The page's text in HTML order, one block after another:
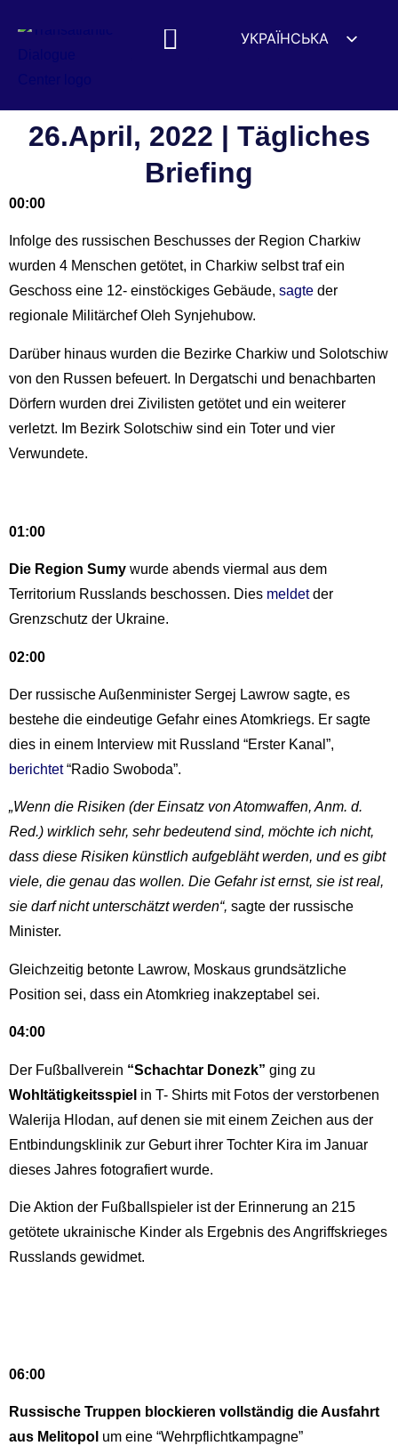
УКРАЇНСЬКА
DEUTSCH
FRANÇAIS
简体中文
العربية
ITALIANO
26.April, 2022 | Tägliches
Briefing
00:00
Infolge des russischen Beschusses der Region Charkiw
wurden 4 Menschen getötet, in Charkiw selbst traf ein
Geschoss eine 12- einstöckiges Gebäude, sagte der
regionale Militärchef Oleh Synjehubow.
Darüber hinaus wurden die Bezirke Charkiw und Solotschiw
von den Russen befeuert. In Dergatschi und benachbarten
Dörfern wurden drei Zivilisten getötet und ein weiterer
verletzt. Im Bezirk Solotschiw sind ein Toter und vier
Verwundete.
01:00
Die Region Sumy wurde abends viermal aus dem
Territorium Russlands beschossen. Dies meldetder
Grenzschutz der Ukraine.
02:00
Der russische Außenminister Sergej Lawrow sagte, es
bestehe die eindeutige Gefahr eines Atomkriegs. Er sagte
dies in einem Interview mit Russland “Erster Kanal”,
berichtet“Radio Swoboda”.
„Wenn die Risiken (der Einsatz von Atomwaffen, Anm. d.
Red.) wirklich sehr, sehr bedeutend sind, möchte ich nicht,
dass diese Risiken künstlich aufgebläht werden, und es gibt
viele, die genau das wollen. Die Gefahr ist ernst, sie ist real,
sie darf nicht unterschätzt werden“, sagte der russische
Minister.
Gleichzeitig betonte Lawrow, Moskaus grundsätzliche
Position sei, dass ein Atomkrieg inakzeptabel sei.
04:00
Der Fußballverein “Schachtar Donezk” ging zu
Wohltätigkeitsspiel in T- Shirts mit Fotos der verstorbenen
Walerija Hlodan, auf denen sie mit einem Zeichen aus der
Entbindungsklinik zur Geburt ihrer Tochter Kira im Januar
dieses Jahres fotografiert wurde.
Die Aktion der Fußballspieler ist der Erinnerung an 215
getötete ukrainische Kinder als Ergebnis des Angriffskrieges
Russlands gewidmet.
06:00
Russische Truppen blockieren vollständig die Ausfahrt
aus Melitopol um eine “Wehrpflichtkampagne”